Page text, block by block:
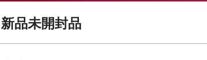
新品未開封品